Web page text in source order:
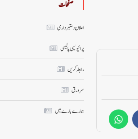
صفحات
اعلان دستبرداری
پرائیویسی پالیسی
رابطہ کریں
سر ورق
ہمارے بارے میں